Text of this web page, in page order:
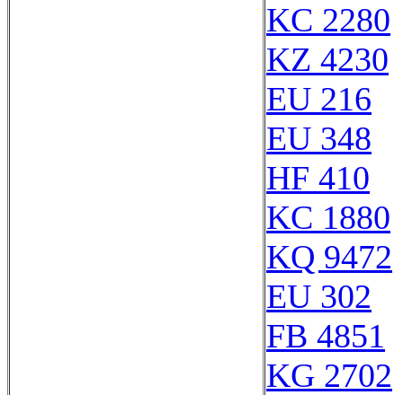
KC 2280
KZ 4230
EU 216
EU 348
HF 410
KC 1880
KQ 9472
EU 302
FB 4851
KG 2702